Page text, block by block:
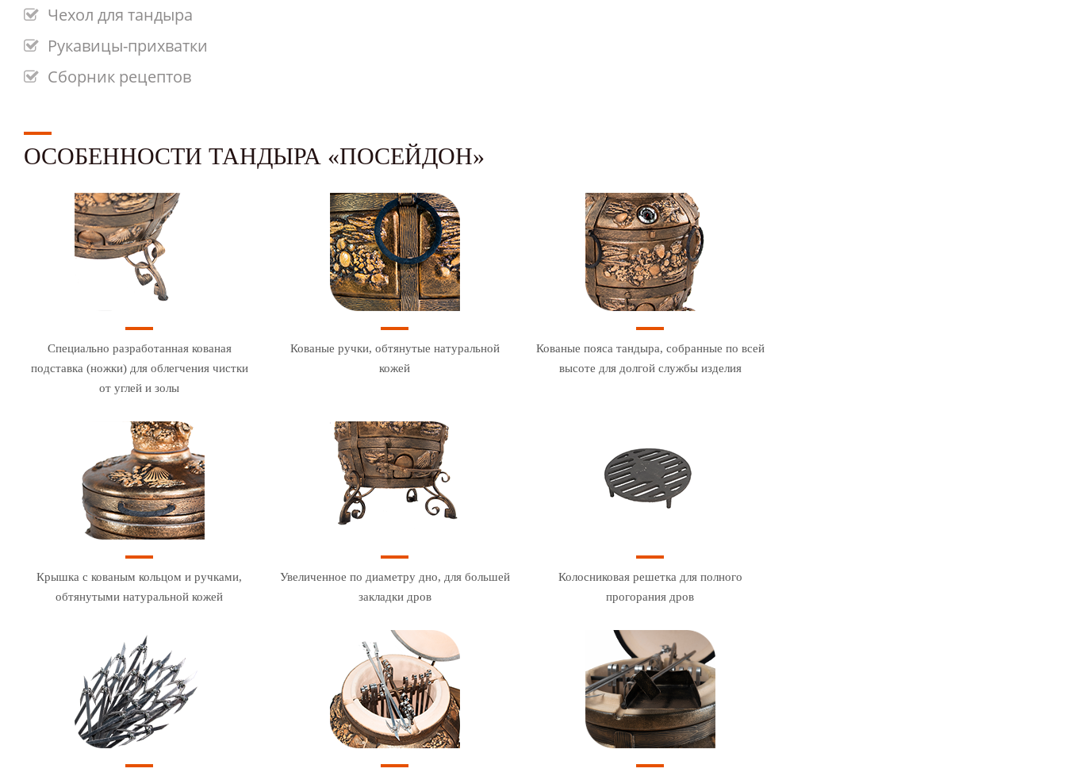
Чехол для тандыра
Рукавицы-прихватки
Сборник рецептов
ОСОБЕННОСТИ ТАНДЫРА «ПОСЕЙДОН»
Специально разработанная кованая
подставка (ножки) для облегчения чистки
от углей и золы
Кованые ручки, обтянутые натуральной
кожей
Кованые пояса тандыра, собранные по всей
высоте для долгой службы изделия
Крышка с кованым кольцом и ручками,
обтянутыми натуральной кожей
Увеличенное по диаметру дно, для большей
закладки дров
Колосниковая решетка для полного
прогорания дров